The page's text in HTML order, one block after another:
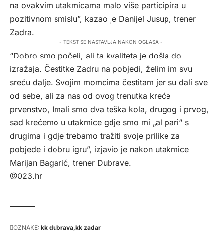
na ovakvim utakmicama malo više participira u
pozitivnom smislu”, kazao je Danijel Jusup, trener
Zadra.
- TEKST SE NASTAVLJA NAKON OGLASA -
“Dobro smo počeli, ali ta kvaliteta je došla do
izražaja. Čestitke Zadru na pobjedi, želim im svu
sreću dalje. Svojim momcima čestitam jer su dali sve
od sebe, ali za nas od ovog trenutka kreće
prvenstvo, Imali smo dva teška kola, drugog i prvog,
sad krećemo u utakmice gdje smo mi „al pari“ s
drugima i gdje trebamo tražiti svoje prilike za
pobjede i dobru igru”, izjavio je nakon utakmice
Marijan Bagarić, trener Dubrave.
@023.hr
OZNAKE: kk dubrava kk zadar